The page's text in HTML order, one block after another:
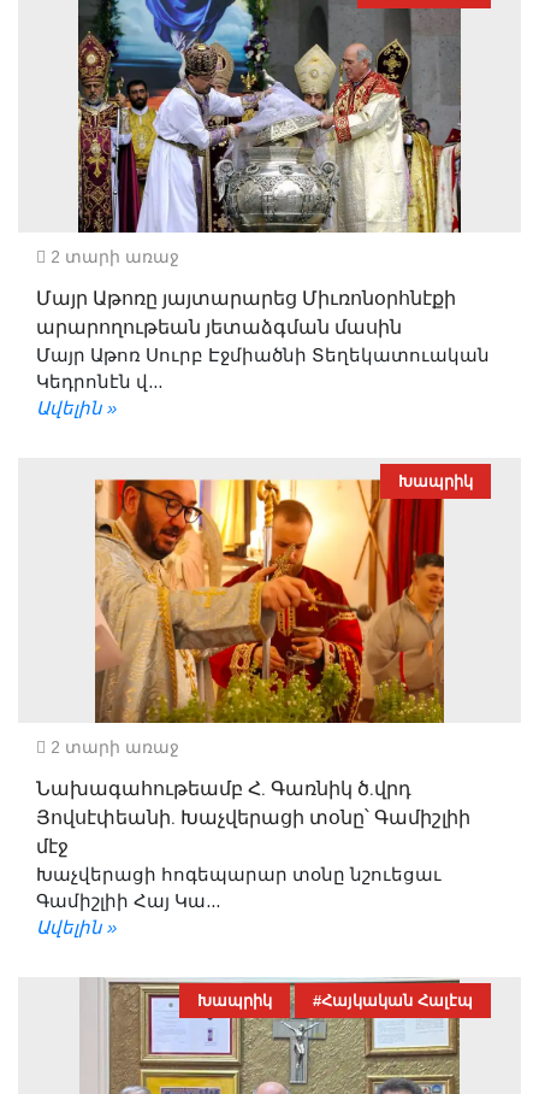
2 տարի առաջ
Մայր Աթոռը յայտարարեց Միւռոնօրհնէքի
արարողութեան յետաձգման մասին
Մայր Աթոռ Սուրբ Էջմիածնի Տեղեկատուական
Կեդրոնէն վ...
Ավելին »
Խապրիկ
2 տարի առաջ
Նախագահութեամբ Հ. Գառնիկ ծ.վրդ
Յովսէփեանի. Խաչվերացի տօնը՝ Գամիշլիի
մէջ
Խաչվերացի հոգեպարար տօնը նշուեցաւ
Գամիշլիի Հայ Կա...
Ավելին »
Խապրիկ #Հայկական Հալէպ